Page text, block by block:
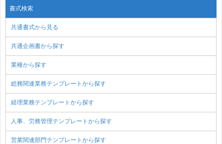
書式検索
共通書式から見る
共通企画書から探す
業種から探す
総務関連業務テンプレートから探す
経理業務テンプレートから探す
人事、労務管理テンプレートから探す
営業関連部門テンプレートから探す